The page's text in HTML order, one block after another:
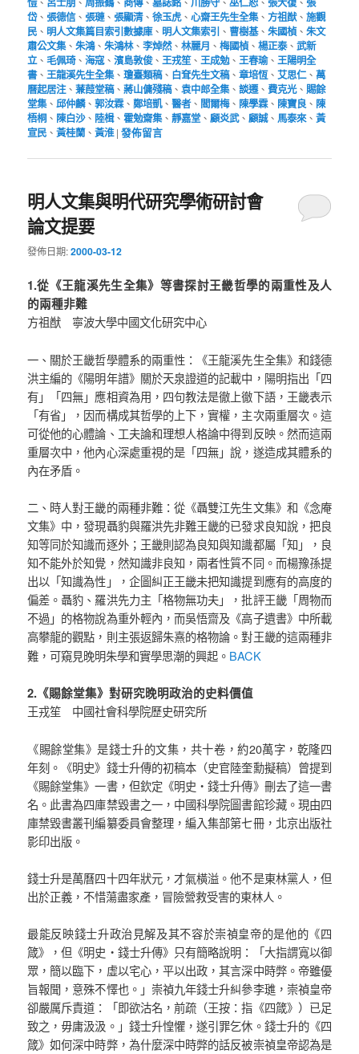
岱、張德信、張璉、張顯清、徐玉虎、心齋王先生全集、方祖猷、施觀
民 、 明人文集篇目索引數據庫、 明人文集索引 、曹樹基、朱國楨、朱文
肅公文集、朱鴻、朱鴻林、李焯然、林麗月 、梅國楨、楊正泰、武新
立、毛佩琦、海寇、濱島敦俊、王戎笙、王成勉、王春瑜、王陽明全
書、王龍溪先生全集、瓊臺類稿、 白耷先生文稿、章培恆、艾思仁、萬
曆起居注、蒹葭堂稿、蔣山傭殘稿、袁中郎全集、談遷、費克光、賜餘
堂集、邱仲麟、郭汝霖、鄭培凱、醫者、 閻爾梅、 陳學霖、 陳寶良、 陳
梧桐 、 陳白沙、 陸楫、霍勉齋集、靜嘉堂 、顧炎武、顧誠、馬泰來、黃
宣民 、黃桂蘭、黃淮 |發佈留言
明人文集與明代研究學術研討會
論文提要
發佈日期:2000-03-12
1.從《王龍溪先生全集》等書探討王畿哲學的兩重性及人
的兩種非難
方祖猷 寧波大學中國文化研究中心
一、關於王畿哲學體系的兩重性：《王龍溪先生全集》和錢德
洪主編的《陽明年譜》關於天泉證道的記載中，陽明指出「四
有」「四無」應相資為用，四句教法是徹上徹下語，王畿表示
「有省」，因而構成其哲學的上下，實權，主次兩重層次。這
可從他的心體論、工夫論和理想人格論中得到反映。然而這兩
重層次中，他內心深處重視的是「四無」說，遂造成其體系的
內在矛盾。
二、時人對王畿的兩種非難：從《聶雙江先生文集》和《念庵
文集》中，發現聶豹與羅洪先非難王畿的已發求良知說，把良
知等同於知識而逐外；王畿則認為良知與知識都屬「知」，良
知不能外於知覺，然知識非良知，兩者性質不同。而楊豫孫提
出以「知識為性」，企圖糾正王畿未把知識提到應有的高度的
偏差。聶豹、羅洪先力主「格物無功夫」，批評王畿「周物而
不過」的格物說為重外輕內，而吳悟齋及《高子遺書》中所載
高攀龍的觀點，則主張返歸朱熹的格物論。對王畿的這兩種非
難，可窺見晚明朱學和實學思潮的興起。 BACK
2.《賜餘堂集》對研究晚明政治的史料價值
王戎笙 中國社會科學院歷史研究所
《賜餘堂集》是錢士升的文集，共十卷，約20萬字，乾隆四
年刻。《明史》錢士升傳的初稿本（史官陸奎勳擬稿）曾提到
《賜餘堂集》一書，但欽定《明史‧錢士升傳》刪去了這一書
名。此書為四庫禁毀書之一，中國科學院圖書館珍藏。現由四
庫禁毀書叢刊編纂委員會整理，編入集部第七冊，北京出版社
影印出版。
錢士升是萬曆四十四年狀元，才氣橫溢。他不是東林黨人，但
出於正義，不惜蕩盡家產，冒險營救受害的東林人。
最能反映錢士升政治見解及其不容於崇禎皇帝的是他的《四
箴》，但《明史‧錢士升傳》只有簡略說明：「大指謂寬以御
眾，簡以臨下，虛以宅心，平以出政，其言深中時弊。帝雖優
旨報聞，意殊不懌也。」崇禎九年錢士升糾參李璡，崇禎皇帝
卻嚴厲斥責道：「即欲沽名，前疏（王按：指《四箴》）已足
致之，毋庸汲汲。」錢士升惶懼，遂引罪乞休。錢士升的《四
箴》如何深中時弊，為什麼深中時弊的話反被崇禎皇帝認為是